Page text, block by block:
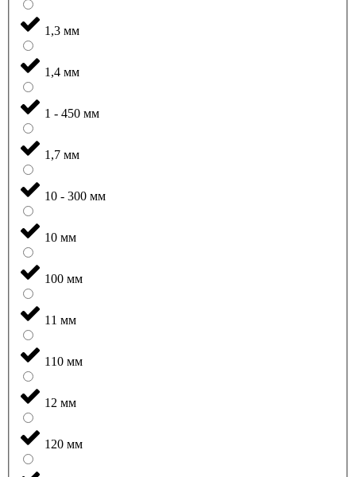
1,3 мм
1,4 мм
1 - 450 мм
1,7 мм
10 - 300 мм
10 мм
100 мм
11 мм
110 мм
12 мм
120 мм